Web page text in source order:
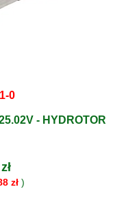
0
- HYDROTOR
zł)